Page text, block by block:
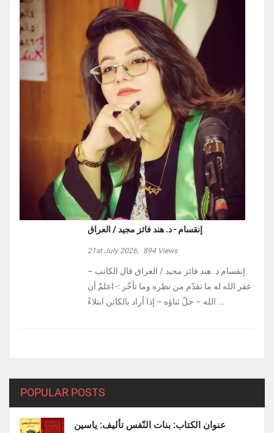
إنقسام - د. هند فائز مجيد / العراق
21st July 2026, 894Views
إنقسام د. هند فائز مجيد / العراق ‏قال الكاتب –
غفر الله له ما تقدّم من نظره وما تأخّر :- ‏اعلمْ أن
الله – جلّ ثناؤه – إذا أراد بالكائن ابتلاءً ...
POPULAR POSTS
عنوان الكتاب: بنات النّفس تأليف: ياسين